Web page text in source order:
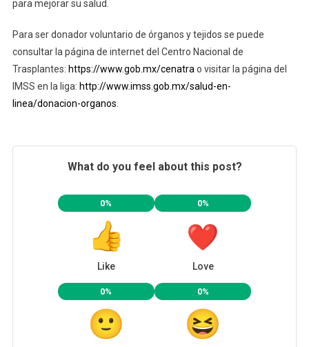
para mejorar su salud.
Para ser donador voluntario de órganos y tejidos se puede
consultar la página de internet del Centro Nacional de
Trasplantes: https://www.gob.mx/cenatra o visitar la página del
IMSS en la liga: http://www.imss.gob.mx/salud-en-
linea/donacion-organos
What do you feel about this post?
0%
Like
0%
Love
0% 0%